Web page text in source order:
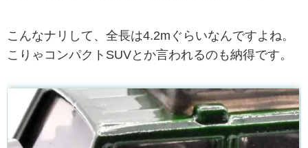
こんなナリして、全長は4.2mぐらいなんですよね。
こりゃコンパクトSUVとか言われるのも納得です。